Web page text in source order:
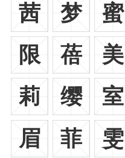
茜
梦 蜜
限
蓓 美
莉
缨 室
眉
菲 雯